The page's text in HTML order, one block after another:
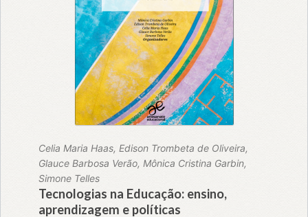
Celia Maria Haas, Edison Trombeta de Oliveira,
Glauce Barbosa Verão, Mônica Cristina Garbin,
Simone Telles
Tecnologias na Educação: ensino,
aprendizagem e políticas